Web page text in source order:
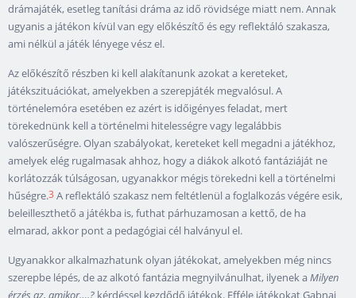
drámajáték, esetleg tanítási dráma az idő rövidsége miatt nem. Annak
ugyanis a játékon kívül van egy előkészítő és egy reflektáló szakasza,
ami nélkül a játék lényege vész el.
Az előkészítő részben ki kell alakítanunk azokat a kereteket,
játékszituációkat, amelyekben a szerepjáték megvalósul. A
történelemóra esetében ez azért is időigényes feladat, mert
törekednünk kell a történelmi hitelességre vagy legalábbis
valószerűségre. Olyan szabályokat, kereteket kell megadni a játékhoz,
amelyek elég rugalmasak ahhoz, hogy a diákok alkotó fantáziáját ne
korlátozzák túlságosan, ugyanakkor mégis törekedni kell a történelmi
hűségre.3 A reflektáló szakasz nem feltétlenül a foglalkozás végére esik,
beleilleszthető a játékba is, futhat párhuzamosan a kettő, de ha
elmarad, akkor pont a pedagógiai cél halványul el.
Ugyanakkor alkalmazhatunk olyan játékokat, amelyekben még nincs
szerepbe lépés, de az alkotó fantázia megnyilvánulhat, ilyenek aMilyen